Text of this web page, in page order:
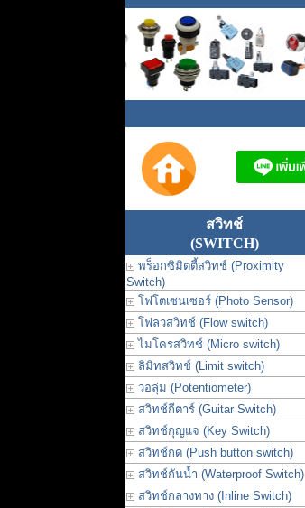
สวิทช์
(SWITCH)
พร็อกซิมิตตี้สวิทช์ (Proximity
Switch)
โฟโตเซนเซอร์ (Photo Sensor)
โฟลวสวิทช์ (Flow switch)
ไมโครสวิทช์ (Micro switch)
ลิมิทสวิทช์ (Limit switch)
วอลุ่ม (Potentiometer)
สวิทช์กีตาร์ (Guitar Switch)
สวิทช์กุญแจ (Key Switch)
สวิทช์กด (Push button switch)
สวิทช์กันน้ำ (Waterproof Switch)
สวิทช์กลางทาง (Inline Switch)